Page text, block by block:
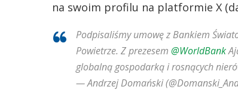
na swoim profilu na platformie X
Podpisaliśmy umowę z Bankiem
Powietrze. Z prezesem @WorldBank
globalną gospodarką i rosnących
— Andrzej Domański